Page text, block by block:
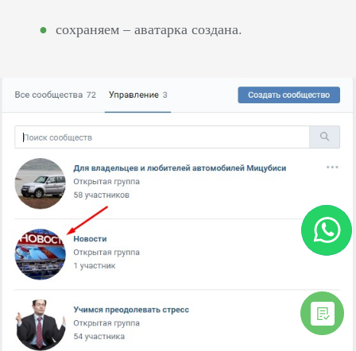
сохраняем – аватарка создана.